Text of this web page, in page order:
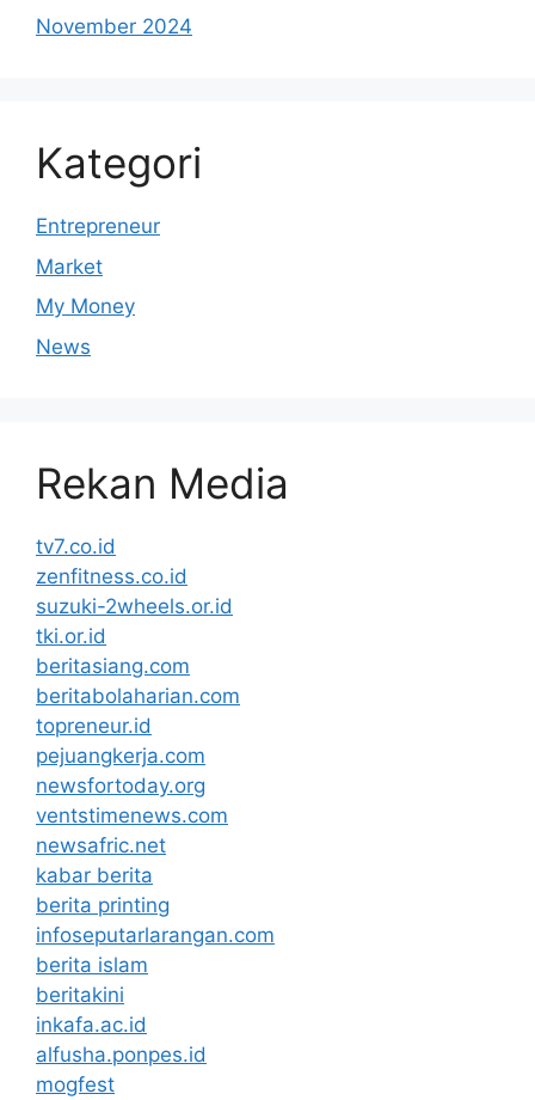
November 2024
Kategori
Entrepreneur
Market
My Money
News
Rekan Media
tv7.co.id
zenfitness.co.id
suzuki-2wheels.or.id
tki.or.id
beritasiang.com
beritabolaharian.com
topreneur.id
pejuangkerja.com
newsfortoday.org
ventstimenews.com
newsafric.net
kabar berita
berita printing
infoseputarlarangan.com
berita islam
beritakini
inkafa.ac.id
alfusha.ponpes.id
mogfest